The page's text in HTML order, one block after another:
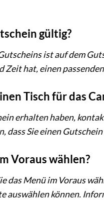
gültig?
ist auf dem
Zeit hat, einen
Tisch für das
erhalten haben,
dass Sie einen
Voraus wählen?
das Menü im Voraus
auswählen können.